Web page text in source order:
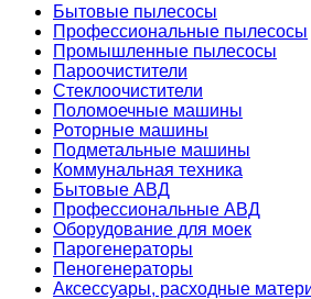
Бытовые пылесосы
Профессиональные пылесосы
Промышленные пылесосы
Пароочистители
Стеклоочистители
Поломоечные машины
Роторные машины
Подметальные машины
Коммунальная техника
Бытовые АВД
Профессиональные АВД
Оборудование для моек
Парогенераторы
Пеногенераторы
Аксессуары, расходные